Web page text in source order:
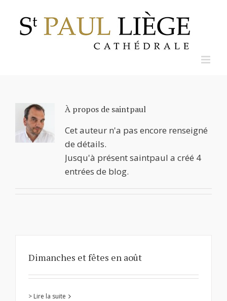
content
À propos de saintpaul
Cet auteur n'a pas encore renseigné
de détails.
Jusqu'à présent saintpaul a créé 4
entrées de blog.
Dimanches et fêtes en août
> Lire la suite